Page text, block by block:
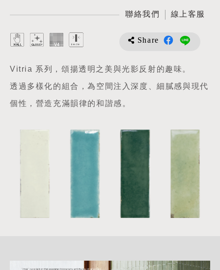
聯絡我們 線上客服
Share
Vitria 系列，頌揚透明之美與光影反射的趣味。
透過多樣化的組合，為空間注入深度、細膩感與現代
個性，營造充滿韻律的和諧感。